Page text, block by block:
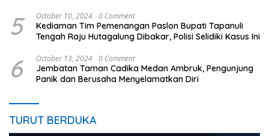
5 October 10, 2024 0 Comment
Kediaman Tim Pemenangan Paslon Bupati Tapanuli
Tengah Raju Hutagalung Dibakar, Polisi Selidiki Kasus Ini
6 October 13, 2024 0 Comment
Jembatan Taman Cadika Medan Ambruk, Pengunjung
Panik dan Berusaha Menyelamatkan Diri
TURUT BERDUKA